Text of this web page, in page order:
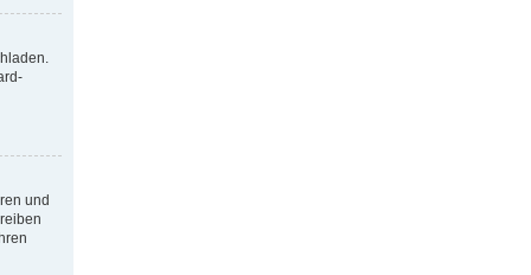
und